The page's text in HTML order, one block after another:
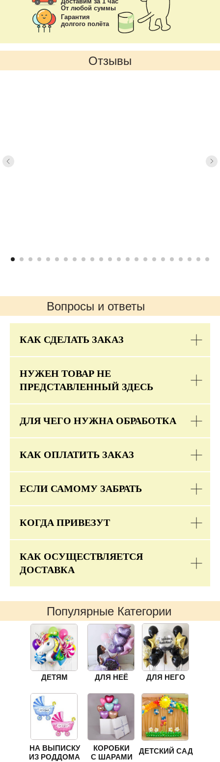
От любой суммы
Гарантия
долгого полёта
Отзывы
Вопросы и ответы
КАК СДЕЛАТЬ ЗАКАЗ
НУЖЕН ТОВАР НЕ
ПРЕДСТАВЛЕННЫЙ ЗДЕСЬ
ДЛЯ ЧЕГО НУЖНА ОБРАБОТКА
КАК ОПЛАТИТЬ ЗАКАЗ
ЕСЛИ САМОМУ ЗАБРАТЬ
КОГДА ПРИВЕЗУТ
КАК ОСУЩЕСТВЛЯЕТСЯ
ДОСТАВКА
Популярные Категории
ДЛЯ НЕЁ ДЛЯ НЕГО
ДЕТЯМ
НА ВЫПИСКУ
ИЗ РОДДОМА
КОРОБКИ
С ШАРАМИ
ДЕТСКИЙ САД